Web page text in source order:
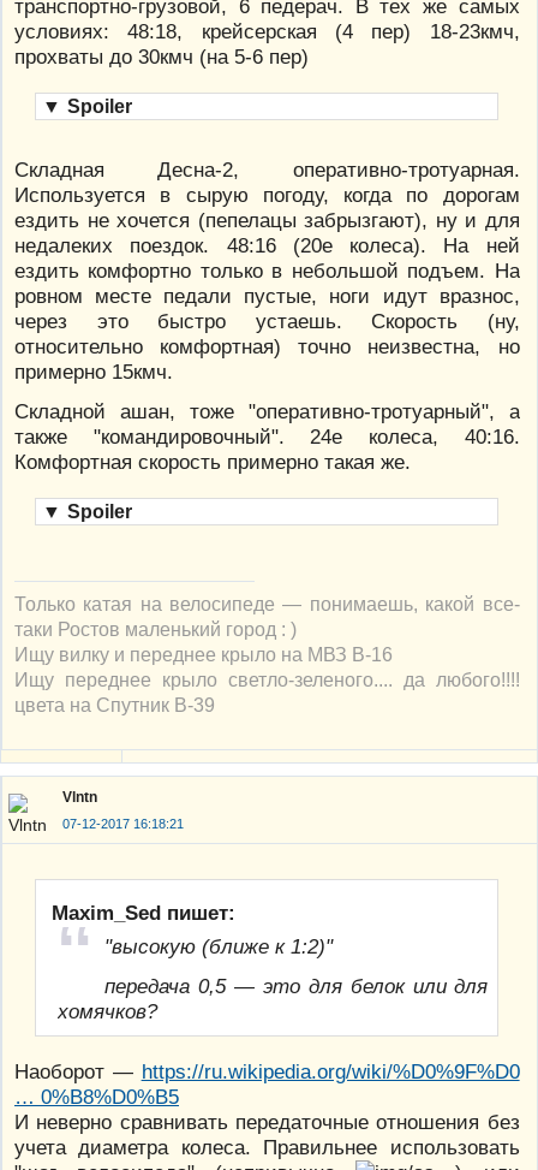
транспортно-грузовой, 6 педерач. В тех же самых
условиях: 48:18, крейсерская (4 пер) 18-23кмч,
прохваты до 30кмч (на 5-6 пер)
▼ Spoiler
Складная Десна-2, оперативно-тротуарная.
Используется в сырую погоду, когда по дорогам
ездить не хочется (пепелацы забрызгают), ну и для
недалеких поездок. 48:16 (20е колеса). На ней
ездить комфортно только в небольшой подъем. На
ровном месте педали пустые, ноги идут вразнос,
через это быстро устаешь. Скорость (ну,
относительно комфортная) точно неизвестна, но
примерно 15кмч.
Складной ашан, тоже "оперативно-тротуарный", а
также "командировочный". 24е колеса, 40:16.
Комфортная скорость примерно такая же.
▼ Spoiler
Только катая на велосипеде — понимаешь, какой все-
таки Ростов маленький город : )
Ищу вилку и переднее крыло на МВЗ В-16
Ищу переднее крыло светло-зеленого.... да любого!!!!
цвета на Спутник В-39
Vlntn
07-12-2017 16:18:21
Maxim_Sed пишет:
"высокую (ближе к 1:2)"
передача 0,5 — это для белок или для
хомячков?
Наоборот — https://ru.wikipedia.org/wiki/%D0%9F%D0
… 0%B8%D0%B5
И неверно сравнивать передаточные отношения без
учета диаметра колеса. Правильнее использовать